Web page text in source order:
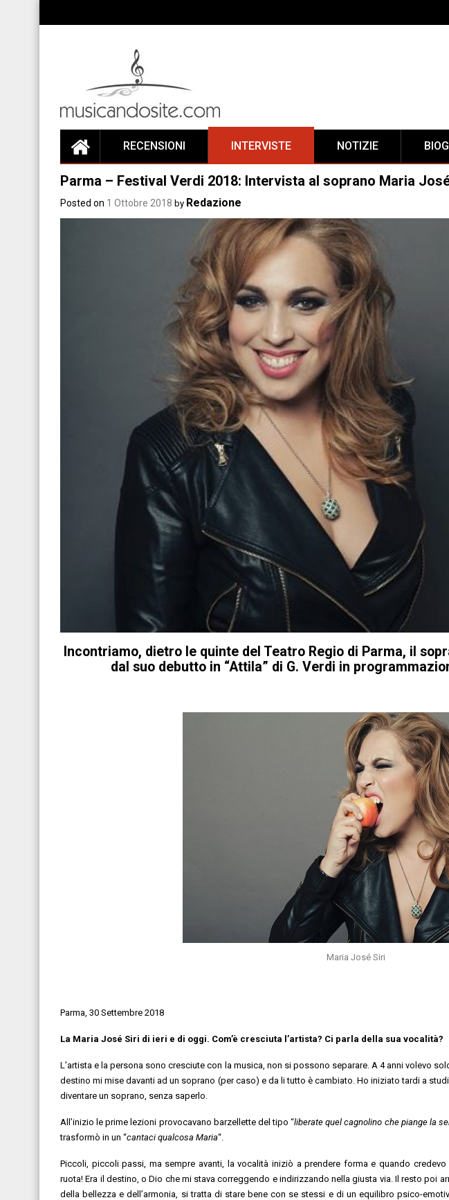
RECENSIONI INTERVISTE NOTIZIE
Parma – Festival Verdi 2018: Intervista al soprano Maria
Posted on 1 Ottobre 2018 by Redazione
Incontriamo, dietro le quinte del Teatro Regio di Parma, il
dal suo debutto in “Attila” di G. Verdi in
Maria José Siri
Parma, 30 Settembre 2018
La Maria José Siri di ieri e di oggi. Com’è cresciuta l’artista? Ci parla della sua vocalità?
L’artista e la persona sono cresciute con la musica, non si possono separare. A 4 anni volevo
destino mi mise davanti ad un soprano (per caso) e da li tutto è cambiato. Ho iniziato tardi a
diventare un soprano, senza saperlo.
All’inizio le prime lezioni provocavano barzellette del tipo “liberate quel cagnolino che piange la
trasformò in un “cantaci qualcosa Maria“.
Piccoli, piccoli passi, ma sempre avanti, la vocalità iniziò a prendere forma e quando
ruota! Era il destino, o Dio che mi stava correggendo e indirizzando nella giusta via. Il resto poi
della bellezza e dell’armonia, si tratta di stare bene con se stessi e di un equilibro psico-